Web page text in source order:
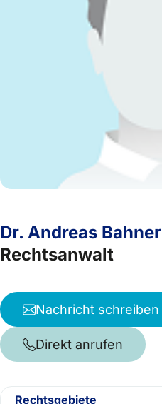
Dr. Andreas Bahner
Rechtsanwalt
Nachricht schreiben
Direkt anrufen
Rechtsgebiete